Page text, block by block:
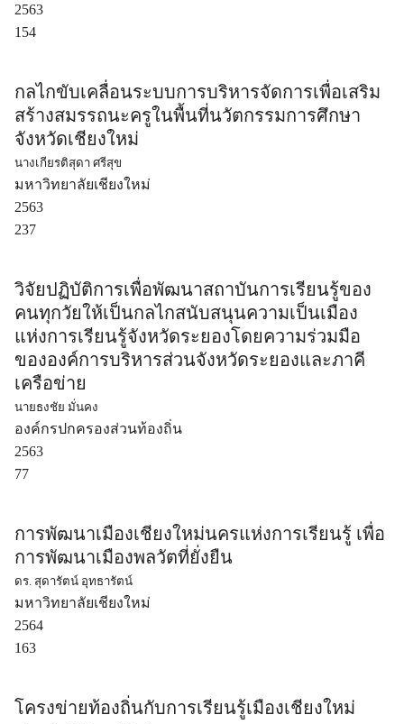
2563
154
กลไกขับเคลื่อนระบบการบริหารจัดการเพื่อเสริม
สร้างสมรรถนะครูในพื้นที่นวัตกรรมการศึกษา
จังหวัดเชียงใหม่
นางเกียรติสุดา ศรีสุข
มหาวิทยาลัยเชียงใหม่
2563
237
วิจัยปฏิบัติการเพื่อพัฒนาสถาบันการเรียนรู้ของ
คนทุกวัยให้เป็นกลไกสนับสนุนความเป็นเมือง
แห่งการเรียนรู้จังหวัดระยองโดยความร่วมมือ
ขององค์การบริหารส่วนจังหวัดระยองและภาคี
เครือข่าย
นายธงชัย มั่นคง
องค์กรปกครองส่วนท้องถิ่น
2563
77
การพัฒนาเมืองเชียงใหม่นครแห่งการเรียนรู้ เพื่อ
การพัฒนาเมืองพลวัตที่ยั่งยืน
ดร. สุดารัตน์ อุทธารัตน์
มหาวิทยาลัยเชียงใหม่
2564
163
โครงข่ายท้องถิ่นกับการเรียนรู้เมืองเชียงใหม่